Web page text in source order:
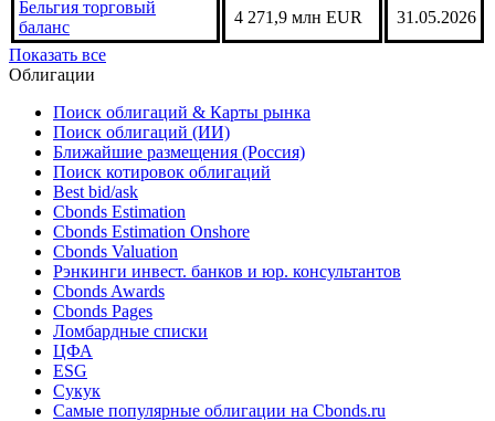
Бельгия торговый
баланс
4 271,9 млн EUR
31.05.2026
Показать все
Облигации
Поиск облигаций & Карты рынка
Поиск облигаций (ИИ)
Ближайшие размещения (Россия)
Поиск котировок облигаций
Best bid/ask
Cbonds Estimation
Cbonds Estimation Onshore
Cbonds Valuation
Рэнкинги инвест. банков и юр. консультантов
Cbonds Awards
Cbonds Pages
Ломбардные списки
ЦФА
ESG
Сукук
Самые популярные облигации на Cbonds.ru